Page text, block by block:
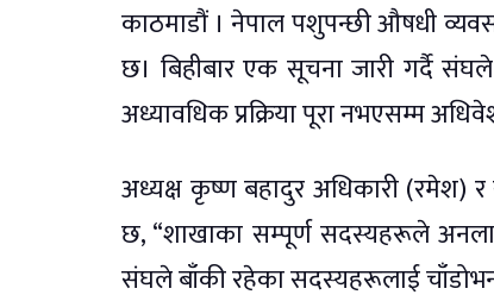
काठमाडौं । नेपाल पशुपन्छी औषधी
छ। बिहीबार एक सूचना जारी गर्दै संघले
अध्यावधिक प्रक्रिया पूरा नभएसम्म
अध्यक्ष कृष्ण बहादुर अधिकारी (रमेश)
छ, “शाखाका सम्पूर्ण सदस्यहरूले
संघले बाँकी रहेका सदस्यहरूलाई